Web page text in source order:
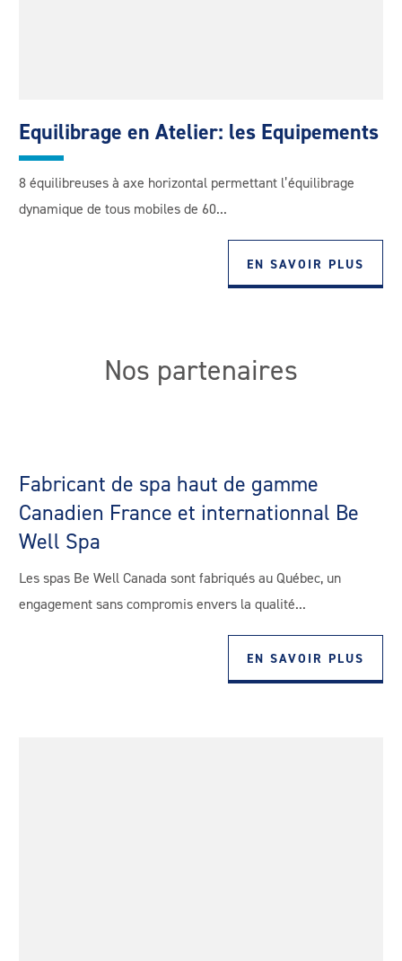
Equilibrage en Atelier: les Equipements
8 équilibreuses à axe horizontal permettant l’équilibrage
dynamique de tous mobiles de 60...
EN SAVOIR PLUS
Nos partenaires
Fabricant de spa haut de gamme
Canadien France et internationnal Be
Well Spa
Les spas Be Well Canada sont fabriqués au Québec, un
engagement sans compromis envers la qualité...
EN SAVOIR PLUS